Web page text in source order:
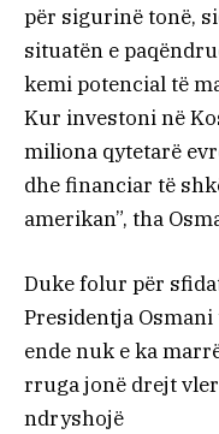
për sigurinë tonë,
situatën e
kemi potencial të
Kur investoni në
miliona qytetarë
dhe financiar të
amerikan”, tha
Duke folur për
Presidentja
ende nuk e ka
rruga jonë drejt
ndryshojë